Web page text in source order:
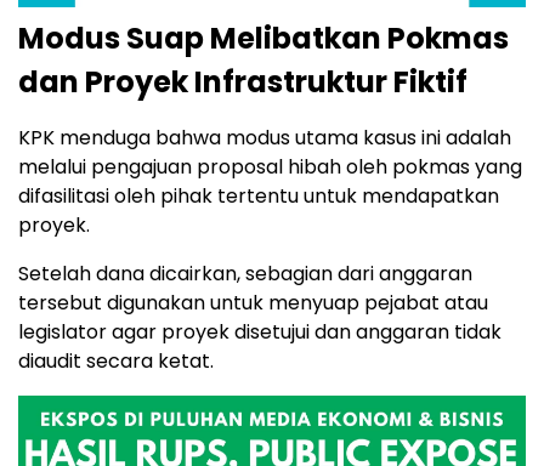
Modus Suap Melibatkan Pokmas
dan Proyek Infrastruktur Fiktif
KPK menduga bahwa modus utama kasus ini adalah
melalui pengajuan proposal hibah oleh pokmas yang
difasilitasi oleh pihak tertentu untuk mendapatkan
proyek.
Setelah dana dicairkan, sebagian dari anggaran
tersebut digunakan untuk menyuap pejabat atau
legislator agar proyek disetujui dan anggaran tidak
diaudit secara ketat.